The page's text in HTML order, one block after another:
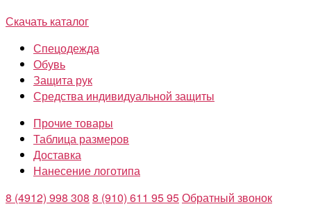
Скачать каталог
Спецодежда
Обувь
Защита рук
Средства индивидуальной защиты
Прочие товары
Таблица размеров
Доставка
Нанесение логотипа
8 (4912) 998 308 8 (910) 611 95 95Обратный звонок